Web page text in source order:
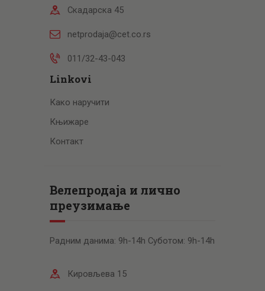
Скадарска 45
netprodaja@cet.co.rs
011/32-43-043
Linkovi
Како наручити
Књижаре
Контакт
Велепродаја и лично
преузимање
Радним данима: 9h-14h Суботом: 9h-14h
Кировљева 15